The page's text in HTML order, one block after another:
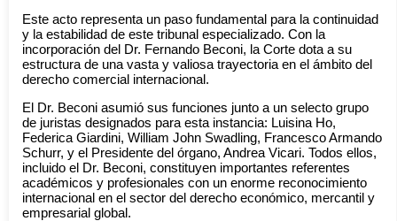
Este acto representa un paso fundamental para la continuidad
y la estabilidad de este tribunal especializado. Con la
incorporación del Dr. Fernando Beconi, la Corte dota a su
estructura de una vasta y valiosa trayectoria en el ámbito del
derecho comercial internacional.
El Dr. Beconi asumió sus funciones junto a un selecto grupo
de juristas designados para esta instancia: Luisina Ho,
Federica Giardini, William John Swadling, Francesco Armando
Schurr, y el Presidente del órgano, Andrea Vicari. Todos ellos,
incluido el Dr. Beconi, constituyen importantes referentes
académicos y profesionales con un enorme reconocimiento
internacional en el sector del derecho económico, mercantil y
empresarial global.